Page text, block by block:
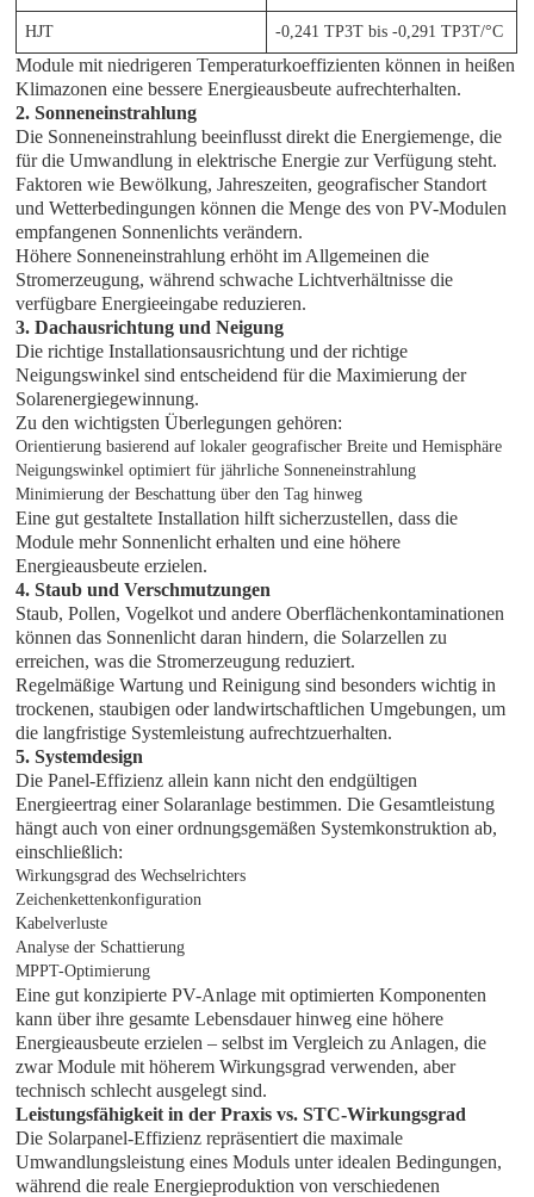
HJT -0,241 TP3T bis -0,291 TP3T/°C
Module mit niedrigeren Temperaturkoeffizienten können in heißen
Klimazonen eine bessere Energieausbeute aufrechterhalten.
2. Sonneneinstrahlung
Die Sonneneinstrahlung beeinflusst direkt die Energiemenge, die
für die Umwandlung in elektrische Energie zur Verfügung steht.
Faktoren wie Bewölkung, Jahreszeiten, geografischer Standort
und Wetterbedingungen können die Menge des von PV-Modulen
empfangenen Sonnenlichts verändern.
Höhere Sonneneinstrahlung erhöht im Allgemeinen die
Stromerzeugung, während schwache Lichtverhältnisse die
verfügbare Energieeingabe reduzieren.
3. Dachausrichtung und Neigung
Die richtige Installationsausrichtung und der richtige
Neigungswinkel sind entscheidend für die Maximierung der
Solarenergiegewinnung.
Zu den wichtigsten Überlegungen gehören:
Orientierung basierend auf lokaler geografischer Breite und Hemisphäre
Neigungswinkel optimiert für jährliche Sonneneinstrahlung
Minimierung der Beschattung über den Tag hinweg
Eine gut gestaltete Installation hilft sicherzustellen, dass die
Module mehr Sonnenlicht erhalten und eine höhere
Energieausbeute erzielen.
4. Staub und Verschmutzungen
Staub, Pollen, Vogelkot und andere Oberflächenkontaminationen
können das Sonnenlicht daran hindern, die Solarzellen zu
erreichen, was die Stromerzeugung reduziert.
Regelmäßige Wartung und Reinigung sind besonders wichtig in
trockenen, staubigen oder landwirtschaftlichen Umgebungen, um
die langfristige Systemleistung aufrechtzuerhalten.
5. Systemdesign
Die Panel-Effizienz allein kann nicht den endgültigen
Energieertrag einer Solaranlage bestimmen. Die Gesamtleistung
hängt auch von einer ordnungsgemäßen Systemkonstruktion ab,
einschließlich:
Wirkungsgrad des Wechselrichters
Zeichenkettenkonfiguration
Kabelverluste
Analyse der Schattierung
MPPT-Optimierung
Eine gut konzipierte PV-Anlage mit optimierten Komponenten
kann über ihre gesamte Lebensdauer hinweg eine höhere
Energieausbeute erzielen – selbst im Vergleich zu Anlagen, die
zwar Module mit höherem Wirkungsgrad verwenden, aber
technisch schlecht ausgelegt sind.
Leistungsfähigkeit in der Praxis vs. STC-Wirkungsgrad
Die Solarpanel-Effizienz repräsentiert die maximale
Umwandlungsleistung eines Moduls unter idealen Bedingungen,
während die reale Energieproduktion von verschiedenen